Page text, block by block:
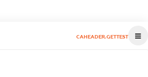
CAHEADER.GETTEST